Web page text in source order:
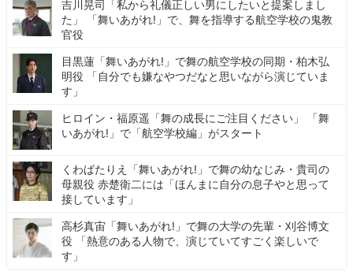
吉川晃司「私から礼儀正しい男にしたいと提案しまし
た」 「舞いあがれ!」で、舞を指導する航空学校の鬼教
官役
目黒蓮「舞いあがれ!」で舞の航空学校の同期・柏木弘
明役 「自分でも嫌なやつだなと思いながら演じていま
す」
ヒロイン・福原遥「舞の成長にご注目ください」 「舞
いあがれ!」で「航空学校編」がスタート
くわばたりえ「舞いあがれ!」で舞の幼なじみ・貴司の
母親役 赤楚衛二には「ほんまに自分の息子やと思って
接しています」
高杉真宙「舞いあがれ!」で舞の大学の先輩・刈谷博文
役 「熱意のある人物で、演じていてすごく楽しいで
す」